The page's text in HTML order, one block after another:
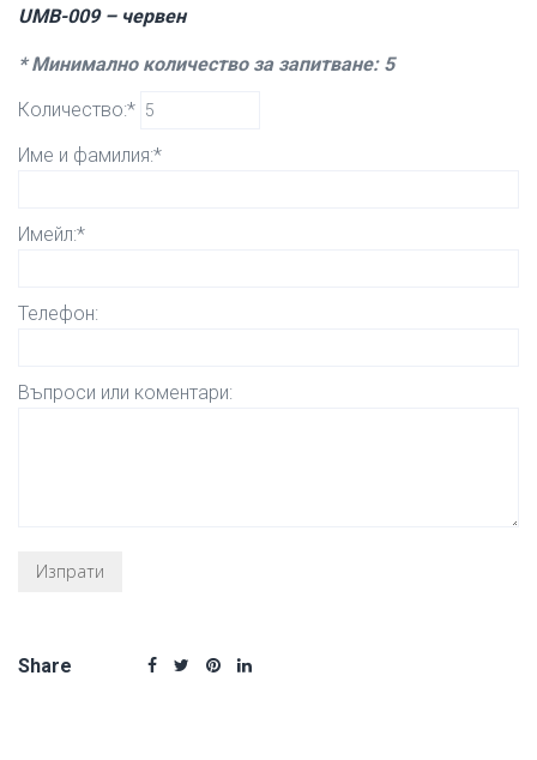
UMB-009 – червен
* Минимално количество за запитване: 5
Количество:*
Име и фамилия:*
Имейл:*
Телефон:
Въпроси или коментари:
Share